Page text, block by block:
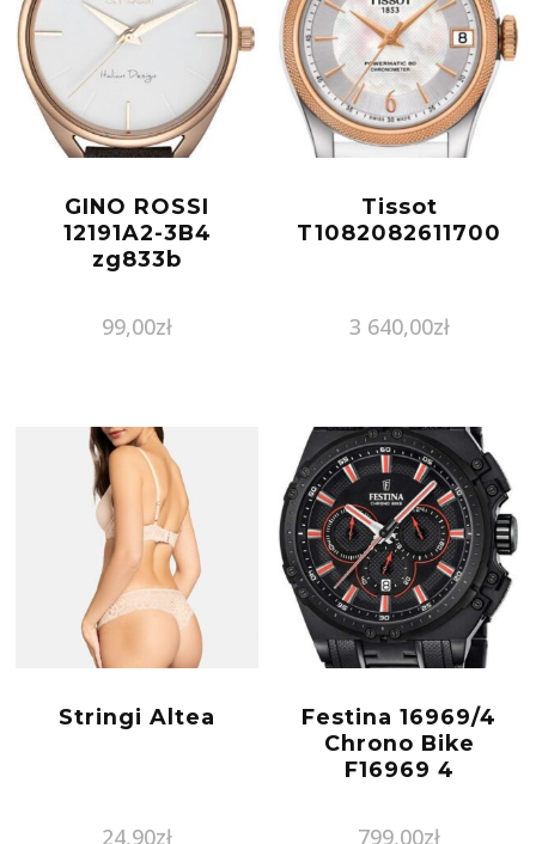
GINO ROSSI
12191A2-3B4
zg833b
99,00zł
Tissot
T1082082611700
3 640,00zł
Stringi Altea
24,90zł
Festina 16969/4
Chrono Bike
F16969 4
799,00zł